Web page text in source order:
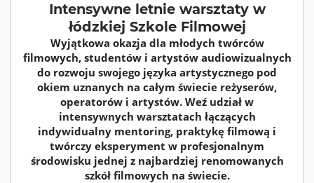
Intensywne letnie warsztaty w
łódzkiej Szkole Filmowej
Wyjątkowa okazja dla młodych twórców
filmowych, studentów i artystów audiowizualnych
do rozwoju swojego języka artystycznego pod
okiem uznanych na całym świecie reżyserów,
operatorów i artystów. Weź udział w
intensywnych warsztatach łączących
indywidualny mentoring, praktykę filmową i
twórczy eksperyment w profesjonalnym
środowisku jednej z najbardziej renomowanych
szkół filmowych na świecie.